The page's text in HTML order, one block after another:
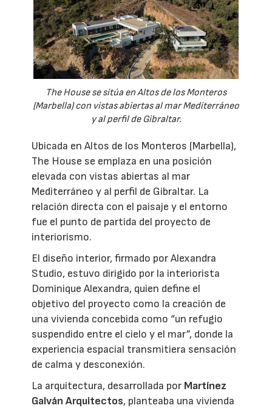
The House se sitúa en Altos de los Monteros
(Marbella) con vistas abiertas al mar Mediterráneo
y al perfil de Gibraltar.
Ubicada en Altos de los Monteros (Marbella),
The House se emplaza en una posición
elevada con vistas abiertas al mar
Mediterráneo y al perfil de Gibraltar. La
relación directa con el paisaje y el entorno
fue el punto de partida del proyecto de
interiorismo.
El diseño interior, firmado por Alexandra
Studio, estuvo dirigido por la interiorista
Dominique Alexandra, quien define el
objetivo del proyecto como la creación de
una vivienda concebida como “un refugio
suspendido entre el cielo y el mar”, donde la
experiencia espacial transmitiera sensación
de calma y desconexión.
La arquitectura, desarrollada por Martínez
Galván Arquitectos, planteaba una vivienda